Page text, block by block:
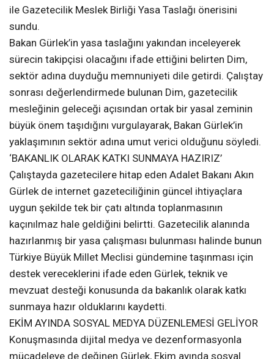
ile Gazetecilik Meslek Birliği Yasa Taslağı önerisini
sundu.
Bakan Gürlek’in yasa taslağını yakından inceleyerek
sürecin takipçisi olacağını ifade ettiğini belirten Dim,
sektör adına duyduğu memnuniyeti dile getirdi. Çalıştay
sonrası değerlendirmede bulunan Dim, gazetecilik
mesleğinin geleceği açısından ortak bir yasal zeminin
büyük önem taşıdığını vurgulayarak, Bakan Gürlek’in
yaklaşımının sektör adına umut verici olduğunu söyledi.
‘BAKANLIK OLARAK KATKI SUNMAYA HAZIRIZ’
Çalıştayda gazetecilere hitap eden Adalet Bakanı Akın
Gürlek de internet gazeteciliğinin güncel ihtiyaçlara
uygun şekilde tek bir çatı altında toplanmasının
kaçınılmaz hale geldiğini belirtti. Gazetecilik alanında
hazırlanmış bir yasa çalışması bulunması halinde bunun
Türkiye Büyük Millet Meclisi gündemine taşınması için
destek vereceklerini ifade eden Gürlek, teknik ve
mevzuat desteği konusunda da bakanlık olarak katkı
sunmaya hazır olduklarını kaydetti.
EKİM AYINDA SOSYAL MEDYA DÜZENLEMESİ GELİYOR
Konuşmasında dijital medya ve dezenformasyonla
mücadeleye de değinen Gürlek, Ekim ayında sosyal